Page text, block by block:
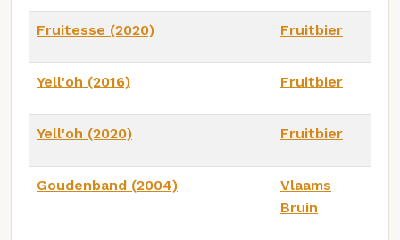
Fruitesse (2020) Fruitbier
Yell'oh (2016) Fruitbier
Yell'oh (2020) Fruitbier
Goudenband (2004)
Vlaams
Bruin